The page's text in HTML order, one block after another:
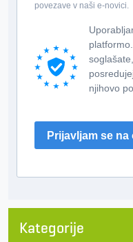
povezave v naši e-novici.
njihovo
Prijavljam se
Kategorije